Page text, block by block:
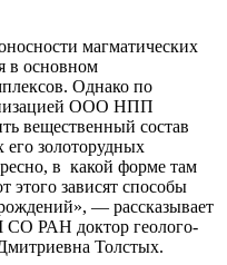
магматических
в основном
Однако по
ООО НПП
вещественный состав
золоторудных
в какой форме там
этого зависят способы
— рассказывает
РАН доктор геолого-
Толстых.